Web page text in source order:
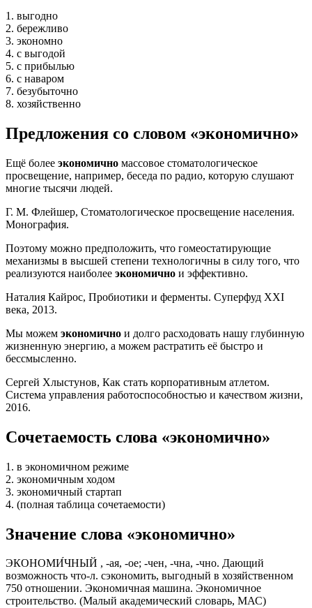
1. выгодно
2. бережливо
3. экономно
4. с выгодой
5. с прибылью
6. с наваром
7. безубыточно
8. хозяйственно
Предложения со словом «экономично»
Ещё более экономично массовое стоматологическое
просвещение, например, беседа по радио, которую слушают
многие тысячи людей.
Г. М. Флейшер, Стоматологическое просвещение населения.
Монография.
Поэтому можно предположить, что гомеостатирующие
механизмы в высшей степени технологичны в силу того, что
реализуются наиболее экономично и эффективно.
Наталия Кайрос, Пробиотики и ферменты. Суперфуд XXI
века, 2013.
Мы можем экономично и долго расходовать нашу глубинную
жизненную энергию, а можем растратить её быстро и
бессмысленно.
Сергей Хлыстунов, Как стать корпоративным атлетом.
Система управления работоспособностью и качеством жизни,
2016.
Сочетаемость слова «экономично»
1. в экономичном режиме
2. экономичным ходом
3. экономичный стартап
4. (полная таблица сочетаемости)
Значение слова «экономично»
ЭКОНОМИ́ЧНЫЙ , -ая, -ое; -чен, -чна, -чно. Дающий
возможность что-л. сэкономить, выгодный в хозяйственном
750 отношении. Экономичная машина. Экономичное
строительство. (Малый академический словарь, МАС)